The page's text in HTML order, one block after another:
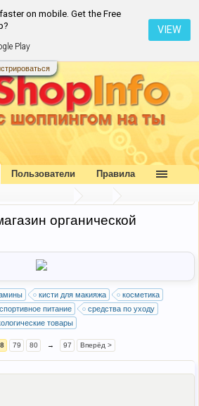
on mobile. Get the Free
Play
VIEW
магазинов
органической
кисти для макияжа
косметика
спортивное питание
средства по уходу
товары
79 80 → 97 Вперёд >
Пользователи Правила